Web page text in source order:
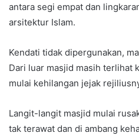
antara segi empat dan
arsitektur Islam.
Kendati tidak dipergunakan,
Dari luar masjid masih terlihat
mulai kehilangan jejak
Langit-langit masjid mulai
tak terawat dan di ambang